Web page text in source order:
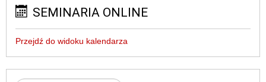
SEMINARIA ONLINE
Przejdź do widoku kalendarza